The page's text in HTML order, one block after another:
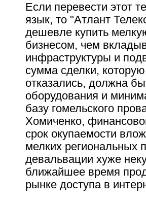
Если перевести этот
язык, то "Атлант
дешевле купить
бизнесом, чем
инфраструктуры и
сумма сделки,
отказались, должна
оборудования и
базу гомельского
Хомиченко,
срок окупаемости
мелких региональных
девальвации хуже
ближайшее время
рынке доступа в